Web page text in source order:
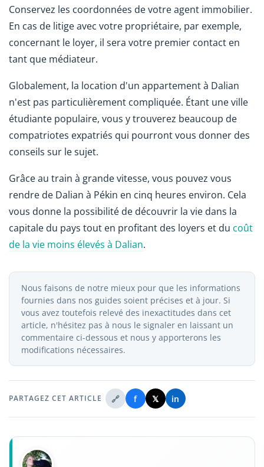
Conservez les coordonnées de votre agent immobilier.
En cas de litige avec votre propriétaire, par exemple,
concernant le loyer, il sera votre premier contact en
tant que médiateur.
Globalement, la location d'un appartement à Dalian
n'est pas particulièrement compliquée. Étant une ville
étudiante populaire, vous y trouverez beaucoup de
compatriotes expatriés qui pourront vous donner des
conseils sur le sujet.
Grâce au train à grande vitesse, vous pouvez vous
rendre de Dalian à Pékin en cinq heures environ. Cela
vous donne la possibilité de découvrir la vie dans la
capitale du pays tout en profitant des loyers et du coût
de la vie moins élevés à Dalian.
Nous faisons de notre mieux pour que les informations
fournies dans nos guides soient précises et à jour. Si
vous avez toutefois relevé des inexactitudes dans cet
article, n'hésitez pas à nous le signaler en laissant un
commentaire ci-dessous et nous y apporterons les
modifications nécessaires.
PARTAGEZ CET ARTICLE 🔗 f 𝕏 in